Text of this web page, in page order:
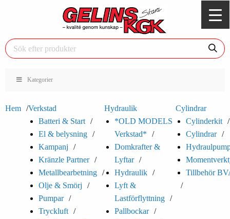
Kategorier
Hem
Verkstad
Batteri & Start
El & belysning
Kampanj
Kränzle Partner
Metallbearbetning
Olje & Smörj
Pumpar
Tryckluft
Hydraulik
*OLD MODELS
Verkstad*
Domkrafter &
Lyftar
Hydraulik
Lyft &
Lastförflyttning
Pallbockar
Cylindrar
Cylinderkit
Cylindrar
Tillbehör